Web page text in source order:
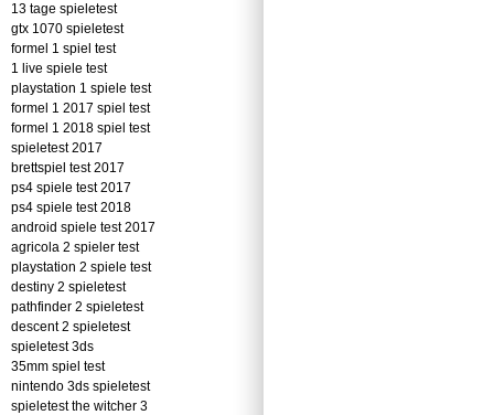
13 tage spieletest
gtx 1070 spieletest
formel 1 spiel test
1 live spiele test
playstation 1 spiele test
formel 1 2017 spiel test
formel 1 2018 spiel test
spieletest 2017
brettspiel test 2017
ps4 spiele test 2017
ps4 spiele test 2018
android spiele test 2017
agricola 2 spieler test
playstation 2 spiele test
destiny 2 spieletest
pathfinder 2 spieletest
descent 2 spieletest
spieletest 3ds
35mm spiel test
nintendo 3ds spieletest
spieletest the witcher 3